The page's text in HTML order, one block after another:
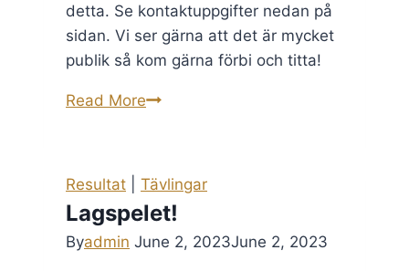
detta. Se kontaktuppgifter nedan på
sidan. Vi ser gärna att det är mycket
publik så kom gärna förbi och titta!
Read MoreSPT
mars
Resultat Tävlingar
Lagspelet!
Byadmin June 2, 2023June 2, 2023